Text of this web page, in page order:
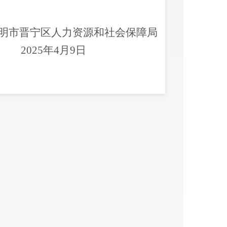
市晋宁区人力资源和社会保障局
2025年4月 9 日